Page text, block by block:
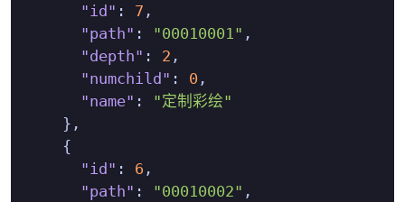
"id" : 7 ,
"path" : "00010001" ,
"depth" : 2 ,
"numchild" : 0 ,
"name" :
"定制彩绘"
} ,
{
"id" : 6 ,
"path" : "00010002" ,